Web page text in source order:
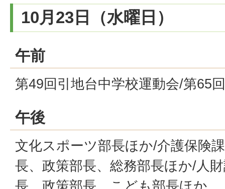
10月23日（水曜日）
午前
第49回引地台中学校運動会/第65
午後
文化スポーツ部長ほか/介護保険
長、政策部長、総務部長ほか/人
長、政策部長、こども部長ほか